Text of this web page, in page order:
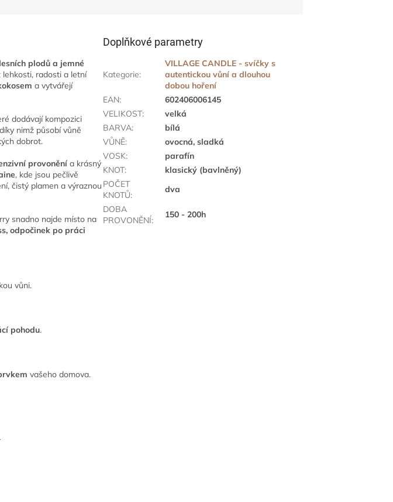
plodů a jemné
radosti a letní
a vytvářejí
dodávají kompozici
nimž působí vůně
dobrot.
provonění a krásný
, kde jsou pečlivě
čistý plamen a výraznou
snadno najde místo na
odpočinek po práci
vůni.
pohodu.
vašeho domova.
Doplňkové parametry
Kategorie:
VILLAGE CANDLE - svíčky s
autentickou vůní a dlouhou
dobou hoření
EAN:
602406006145
VELIKOST:
velká
BARVA:
bílá
VŮNĚ:
ovocná, sladká
VOSK:
parafín
KNOT:
klasický (bavlněný)
POČET
KNOTŮ:
dva
DOBA
PROVONĚNÍ:
150 - 200h